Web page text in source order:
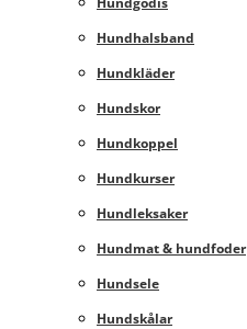
Hundhalsband
Hundkläder
Hundskor
Hundkoppel
Hundkurser
Hundleksaker
Hundmat & hundfoder
Hundsele
Hundskålar